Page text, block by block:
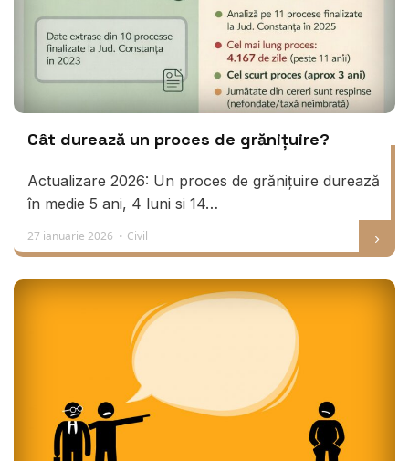
Cât durează un proces de grănițuire?
Actualizare 2026: Un proces de grănițuire durează
în medie 5 ani, 4 luni si 14…
27 ianuarie 2026 • Civil